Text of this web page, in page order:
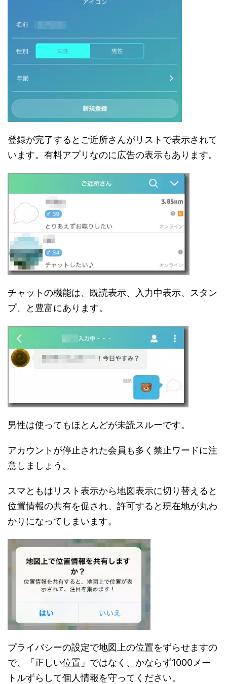
登録が完了するとご近所さんがリストで表示されて
います。有料アプリなのに広告の表示もあります。
チャットの機能は、既読表示、入力中表示、スタン
プ、と豊富にあります。
男性は使ってもほとんどが未読スルーです。
アカウントが停止された会員も多く禁止ワードに注
意しましょう。
スマともはリスト表示から地図表示に切り替えると
位置情報の共有を促され、許可すると現在地が丸わ
かりになってしまいます。
プライバシーの設定で地図上の位置をずらせますの
で、「正しい位置」ではなく、かならず1000メー
トルずらして個人情報を守ってください。